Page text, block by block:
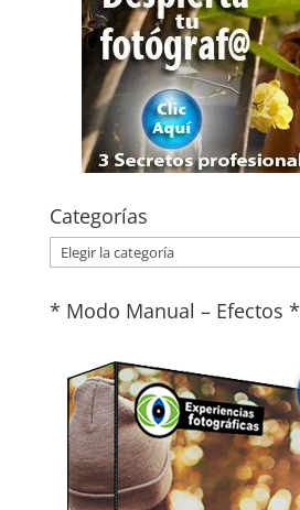
Categorías
Categorías
* Modo Manual – Efectos *